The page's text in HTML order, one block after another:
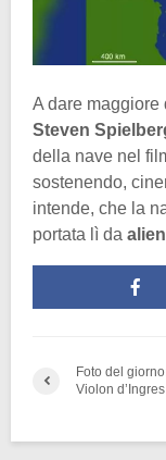
A dare maggiore
Steven
della nave nel
sostenendo,
intende, che la
portata lì da
Foto del
Violon d’Ingres